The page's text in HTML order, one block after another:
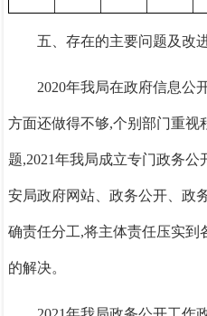
五、存在的主要问题及改
2020年我局在政府信息公
方面还做得不够,个别部门重视
题,2021年我局成立专门政务公
安局政府网站、政务公开、政
确责任分工,将主体责任压实到
的解决。